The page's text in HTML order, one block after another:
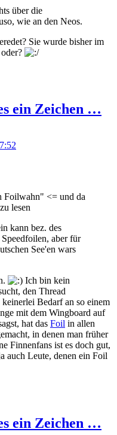
über die
wie an den Neos.
Sie wurde bisher im
ein Zeichen …
Foilwahn" <= und da
lesen
kann bez. des
aber für
See'en wars
Ich bin kein
den Thread
Bedarf an so einem
mit dem Wingboard auf
hat das Foil in allen
in denen man früher
Finnenfans ist es doch gut,
auch Leute, denen ein Foil
ein Zeichen …